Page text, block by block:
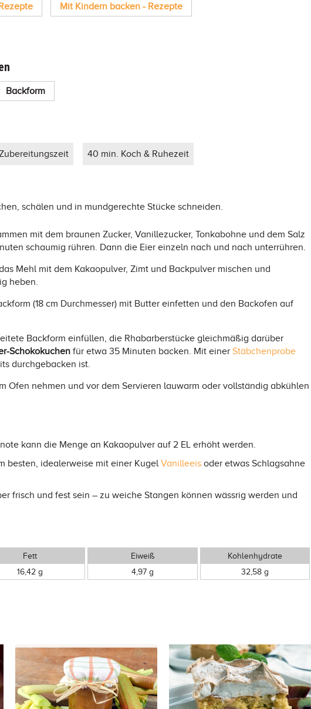
Mit Kindern backen - Rezepte
Backform
40 min. Koch & Ruhezeit
schälen und in mundgerechte Stücke schneiden.
mit dem braunen Zucker, Vanillezucker, Tonkabohne und dem Salz
schaumig rühren. Dann die Eier einzeln nach und nach unterrühren.
Mehl mit dem Kakaopulver, Zimt und Backpulver mischen und
heben.
(18 cm Durchmesser) mit Butter einfetten und den Backofen auf
Backform einfüllen, die Rhabarberstücke gleichmäßig darüber
Schokokuchen für etwa 35 Minuten backen. Mit einer Stäbchenprobe
durchgebacken ist.
Ofen nehmen und vor dem Servieren lauwarm oder vollständig abkühlen
kann die Menge an Kakaopulver auf 2 EL erhöht werden.
besten, idealerweise mit einer KugelVanilleeis oder etwas Schlagsahne
frisch und fest sein – zu weiche Stangen können wässrig werden und
Fett
16,42 g
Eiweiß
4,97 g
Kohlenhydrate
32,58 g